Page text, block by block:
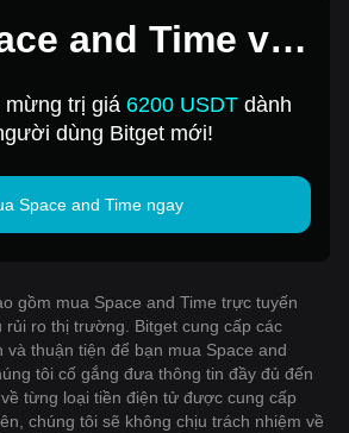
and Time với
1 USD
mừng trị giá 6200 USDT dành
dùng Bitget mới!
Space and Time ngay
gồm mua Space and Time trực tuyến
rủi ro thị trường. Bitget cung cấp các
thuận tiện để bạn mua Space and
tôi cố gắng đưa thông tin đầy đủ đến
từng loại tiền điện tử được cung cấp
chúng tôi sẽ không chịu trách nhiệm về